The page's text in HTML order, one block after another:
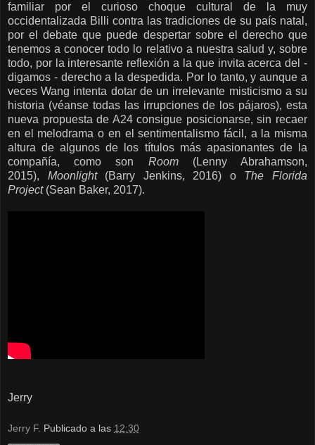
familiar por el curioso choque cultural de la muy
occidentalizada Billi contra las tradiciones de su país natal,
por el debate que puede despertar sobre el derecho que
tenemos a conocer todo lo relativo a nuestra salud y, sobre
todo, por la interesante reflexión a la que invita acerca del -
digamos - derecho a la despedida. Por lo tanto, y aunque a
veces Wang intenta dotar de un irrelevante misticismo a su
historia (véanse todas las irrupciones de los pájaros), esta
nueva propuesta de A24 consigue posicionarse, sin recaer
en el melodrama o en el sentimentalismo fácil, a la misma
altura de algunos de los títulos más apasionantes de la
compañía, como son Room(Lenny Abrahamson,
2015), Moonlight (Barry Jenkins, 2016) o The Florida
Project(Sean Baker, 2017).
Jerry
Jerry F. Publicado a las 12:30